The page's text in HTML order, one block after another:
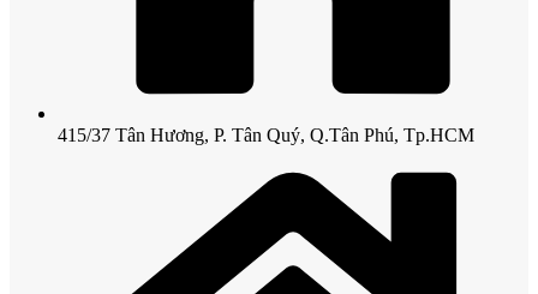
415/37 Tân Hương, P. Tân Quý, Q.Tân Phú, Tp.HCM